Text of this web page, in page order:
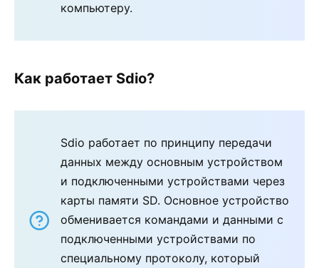
компьютеру.
Как работает Sdio?
Sdio работает по принципу передачи
данных между основным устройством
и подключенными устройствами через
карты памяти SD. Основное устройство
обменивается командами и данными с
подключенными устройствами по
специальному протоколу, который